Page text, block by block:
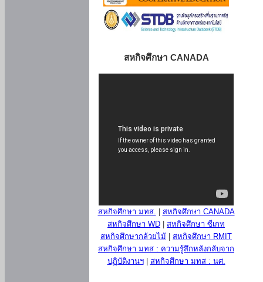
สหกิจศึกษา CANADA
สหกิจศึกษา มทส.
สหกิจศึกษา CANADA
สหกิจศึกษา WD
สหกิจศึกษา ซีเกท
สหกิจศึกษากล้วยไม้
สหกิจศึกษา RMIT
สหกิจศึกษา มทส : ความรู้สึกหลังกลับจาก
ปฏิบัติงานฯ| สหกิจศึกษา มทส : นศ.